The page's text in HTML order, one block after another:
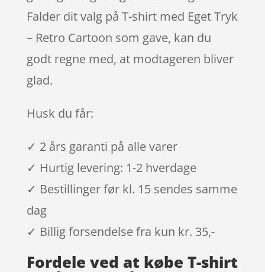
Falder dit valg på T-shirt med Eget Tryk
– Retro Cartoon som gave, kan du
godt regne med, at modtageren bliver
glad.
Husk du får:
✓ 2 års garanti på alle varer
✓ Hurtig levering: 1-2 hverdage
✓ Bestillinger før kl. 15 sendes samme
dag
✓ Billig forsendelse fra kun kr. 35,-
Fordele ved at købe T-shirt